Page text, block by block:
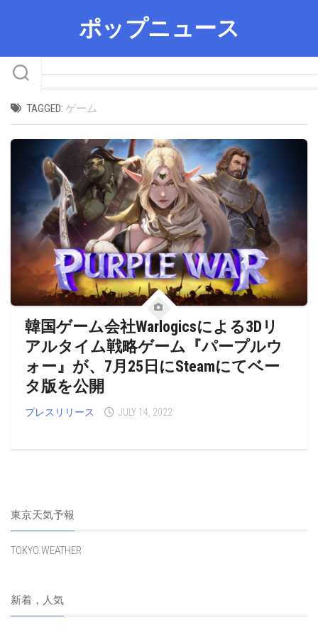
ポップニュース
TAGGED: ゲーム
韓国ゲーム会社Warlogicsによる3Dリ
アルタイム戦略ゲーム『パープルウ
ォー』が、7月25日にSteamにてベー
タ版を公開
プレスリリース JULY 14, 2022
東京天気予報
TOKYO WEATHER
新着，人気